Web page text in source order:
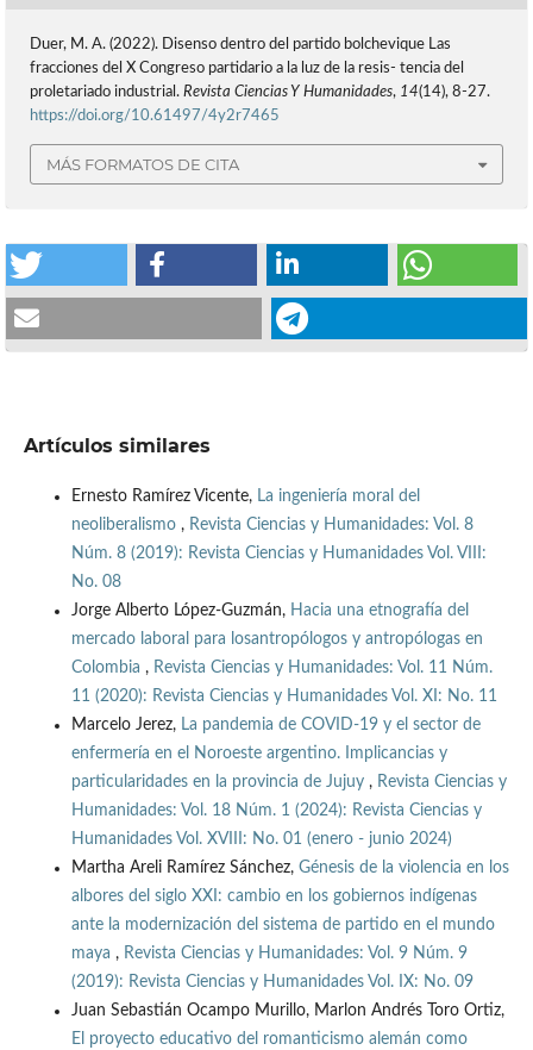
Duer, M. A. (2022). Disenso dentro del partido bolchevique Las
fracciones del X Congreso partidario a la luz de la resis- tencia del
proletariado industrial. Revista Ciencias Y Humanidades, 14(14), 8-27.
https://doi.org/10.61497/4y2r7465
MÁS FORMATOS DE CITA
Artículos similares
Ernesto Ramírez Vicente, La ingeniería moral del
neoliberalismo , Revista Ciencias y Humanidades: Vol. 8
Núm. 8 (2019): Revista Ciencias y Humanidades Vol. VIII:
No. 08
Jorge Alberto López-Guzmán, Hacia una etnografía del
mercado laboral para losantropólogos y antropólogas en
Colombia , Revista Ciencias y Humanidades: Vol. 11 Núm.
11 (2020): Revista Ciencias y Humanidades Vol. XI: No. 11
Marcelo Jerez, La pandemia de COVID-19 y el sector de
enfermería en el Noroeste argentino. Implicancias y
particularidades en la provincia de Jujuy , Revista Ciencias y
Humanidades: Vol. 18 Núm. 1 (2024): Revista Ciencias y
Humanidades Vol. XVIII: No. 01 (enero - junio 2024)
Martha Areli Ramírez Sánchez, Génesis de la violencia en los
albores del siglo XXI: cambio en los gobiernos indígenas
ante la modernización del sistema de partido en el mundo
maya , Revista Ciencias y Humanidades: Vol. 9 Núm. 9
(2019): Revista Ciencias y Humanidades Vol. IX: No. 09
Juan Sebastián Ocampo Murillo, Marlon Andrés Toro Ortiz,
El proyecto educativo del romanticismo alemán como